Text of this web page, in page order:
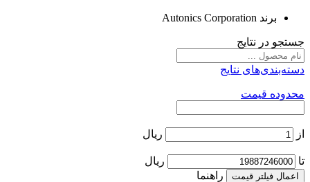
برند Autonics Corporation
جستجو در نتایج
دسته‌بندی‌های نتایج
محدوده قیمت
از ریال
تا ریال
اعمال فیلتر قیمت
راهنما